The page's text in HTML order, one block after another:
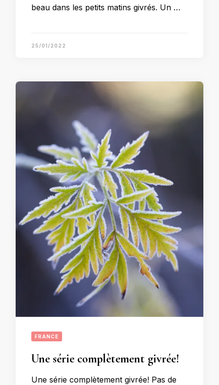
beau dans les petits matins givrés. Un …
25/01/2022
FRANCE
Une série complètement givrée!
Une série complètement givrée! Pas de